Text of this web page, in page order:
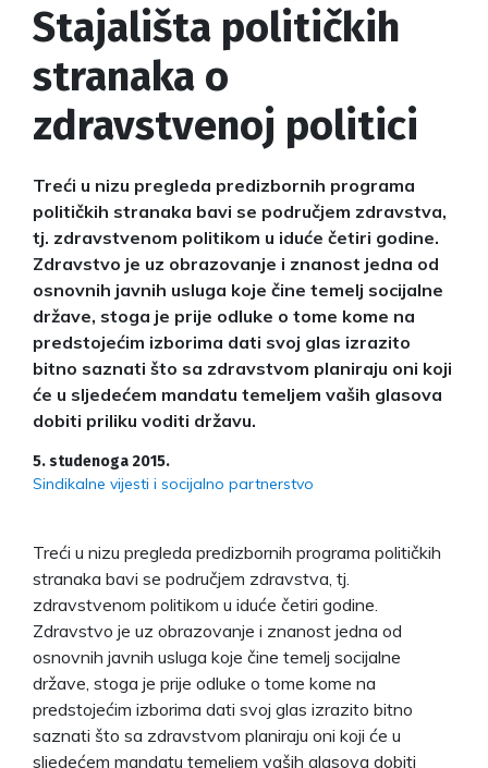
Stajališta političkih
stranaka o
zdravstvenoj politici
Treći u nizu pregleda predizbornih programa
političkih stranaka bavi se područjem zdravstva,
tj. zdravstvenom politikom u iduće četiri godine.
Zdravstvo je uz obrazovanje i znanost jedna od
osnovnih javnih usluga koje čine temelj socijalne
države, stoga je prije odluke o tome kome na
predstojećim izborima dati svoj glas izrazito
bitno saznati što sa zdravstvom planiraju oni koji
će u sljedećem mandatu temeljem vaših glasova
dobiti priliku voditi državu.
5. studenoga 2015.
Sindikalne vijesti i socijalno partnerstvo
Treći u nizu pregleda predizbornih programa političkih
stranaka bavi se područjem zdravstva, tj.
zdravstvenom politikom u iduće četiri godine.
Zdravstvo je uz obrazovanje i znanost jedna od
osnovnih javnih usluga koje čine temelj socijalne
države, stoga je prije odluke o tome kome na
predstojećim izborima dati svoj glas izrazito bitno
saznati što sa zdravstvom planiraju oni koji će u
sljedećem mandatu temeljem vaših glasova dobiti